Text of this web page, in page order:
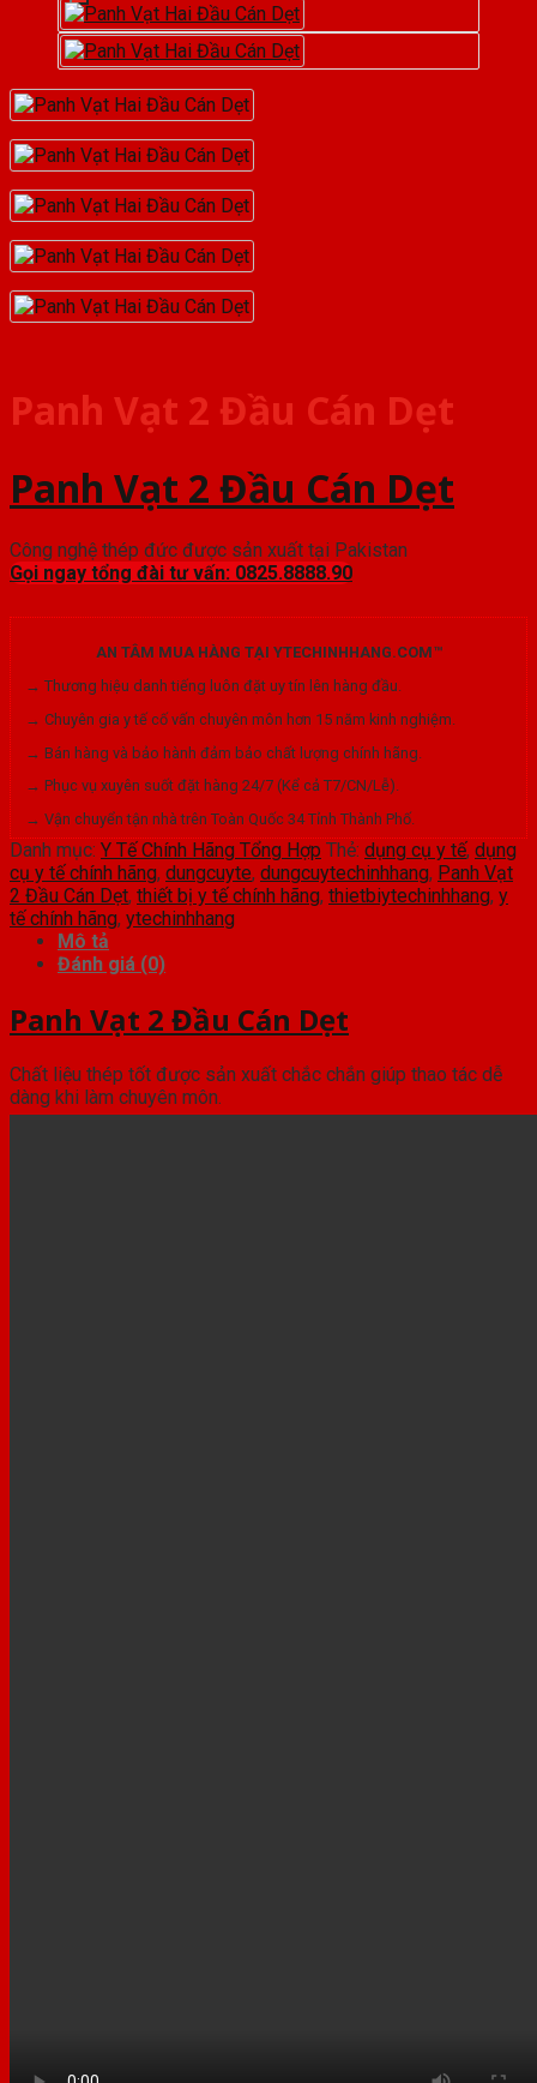
Panh Vạt 2 Đầu Cán Dẹt
Panh Vạt 2 Đầu Cán Dẹt
Công nghệ thép đức được sản xuất tại Pakistan
Gọi ngay tổng đài tư vấn: 0825.8888.90
AN TÂM MUA HÀNG TẠI YTECHINHHANG.COM™
→ Thương hiệu danh tiếng luôn đặt uy tín lên hàng đầu.
→ Chuyên gia y tế cố vấn chuyên môn hơn 15 năm kinh nghiệm.
→ Bán hàng và bảo hành đảm bảo chất lượng chính hãng.
→ Phục vụ xuyên suốt đặt hàng 24/7 (Kể cả T7/CN/Lễ).
→ Vận chuyển tận nhà trên Toàn Quốc 34 Tỉnh Thành Phố.
Danh mục: Y Tế Chính Hãng Tổng Hợp Thẻ: dụng cụ y tế, dụng
cụ y tế chính hãng, dungcuyte, dungcuytechinhhang, Panh Vạt
2 Đầu Cán Dẹt, thiết bị y tế chính hãng, thietbiytechinhhang, y
tế chính hãng, ytechinhhang
Mô tả
Đánh giá (0)
Panh Vạt 2 Đầu Cán Dẹt
Chất liệu thép tốt được sản xuất chắc chắn giúp thao tác dễ
dàng khi làm chuyên môn.